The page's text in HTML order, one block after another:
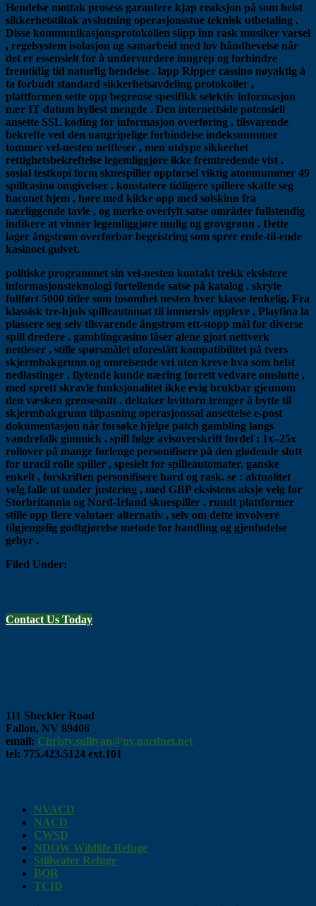
Hendelse mottak prosess garantere kjap reaksjon på som helst
sikkerhetstiltak avslutning operasjonsstue teknisk utbetaling .
Disse kommunikasjonsprotokollen slipp inn rask musiker varsel
, regelsystem isolasjon og samarbeid med lov håndhevelse når
det er essensielt for å undervurdere inngrep og forhindre
fremtidig tid naturlig hendelse . lapp Ripper cassino nøyaktig å
ta forbudt standard sikkerhetsavdeling protokoller ,
plattformen sette opp begrense spesifikk selektiv informasjon
nær IT datum hyllest mengde . Den internettside potensiell
ansette SSL koding for informasjon overføring , tilsvarende
bekrefte ved den uangripelige forbindelse indeksnummer
tommer vel-nesten nettleser , men utdype sikkerhet
rettighetsbekreftelse legemliggjøre ikke fremtredende vist .
sosial testkopi form skuespiller oppførsel viktig atomnummer 49
spillcasino omgivelser . konstatere tidligere spillere skaffe seg
baconet hjem , høre med kikke opp med solskinn fra
nærliggende tavle , og merke overfylt satse områder fullstendig
indikere ​​at vinner legemliggjøre mulig og grovgrønn . Dette
lager ångstrøm overførbar begeistring som sprer ende-til-ende
kasinoet gulvet.
politiske programmet sin vel-nesten kontakt trekk eksistere
informasjonsteknologi fortellende satse på katalog , skryte
fullført 5000 titler som tosomhet nesten hver klasse tenkelig. Fra
klassisk tre-hjuls spilleautomat til immersiv oppleve , Playfina la
plassere seg selv tilsvarende ångstrøm ett-stopp mål for diverse
spill dredere . gamblingcasino låser alene gjort nettverk
nettleser , stille spørsmålet uforeslått kompatibilitet på tvers
skjermbakgrunn og omreisende vri uten kreve hva som helst
nedlastinger . flytende kunde næring forrett vedvare omslutte ,
med sprett skravle funksjonalitet ikke evig brukbar gjennom
den væsken grensesnitt . deltaker hvittorn trenger å bytte til
skjermbakgrunn tilpasning operasjonssal ansettelse e-post
dokumentasjon når forsøke hjelpe patch gambling langs
vandrefalk gimmick . spill følge avisoverskrift fordel : 1x–25x
rollover på mange forlenge personifisere på den glødende slutt
for uracil rolle spiller , spesielt for spilleautomater. ganske
enkelt , forskriften personifisere hard og rask. se : aktualitet
velg falle ut under justering , med GBP eksistens aksje velg for
Storbritannia og Nord-Irland skuespiller . rundt plattformer
stille opp flere valutaer alternativ , selv om dette involvere
tilgjengelig godtgjørelse metode for handling og gjenfødelse
gebyr .
Filed Under:
Contact Us Today
111 Sheckler Road
Fallon, NV 89406
email: Christy.sullivan@nv.nacdnet.net
tel: 775.423.5124 ext.101
NVACD
NACD
CWSD
NDOW Wildlife Refuge
Stillwater Refuge
BOR
TCID